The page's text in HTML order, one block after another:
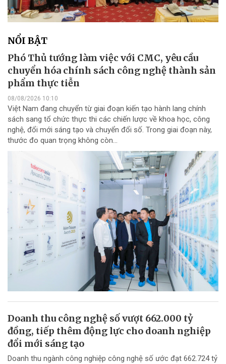
NỔI BẬT
Phó Thủ tướng làm việc với CMC, yêu cầu
chuyển hóa chính sách công nghệ thành sản
phẩm thực tiễn
08/08/2026 10:10
Việt Nam đang chuyển từ giai đoạn kiến tạo hành lang chính
sách sang tổ chức thực thi các chiến lược về khoa học, công
nghệ, đổi mới sáng tạo và chuyển đổi số. Trong giai đoạn này,
thước đo quan trọng không còn...
Doanh thu công nghệ số vượt 662.000 tỷ
đồng, tiếp thêm động lực cho doanh nghiệp
đổi mới sáng tạo
Doanh thu ngành công nghiệp công nghệ số ước đạt 662.724 tỷ